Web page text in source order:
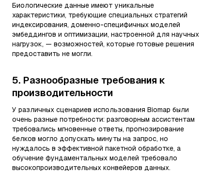
Биологические данные имеют уникальные
характеристики, требующие специальных стратегий
индексирования, доменно-специфичных моделей
эмбеддингов и оптимизации, настроенной для научных
нагрузок, — возможностей, которые готовые решения
предоставить не могли.
5. Разнообразные требования к
производительности
У различных сценариев использования Biomap были
очень разные потребности: разговорным ассистентам
требовались мгновенные ответы, прогнозирование
белков могло допускать минуты на запрос, но
нуждалось в эффективной пакетной обработке, а
обучение фундаментальных моделей требовало
высокопроизводительных конвейеров данных.